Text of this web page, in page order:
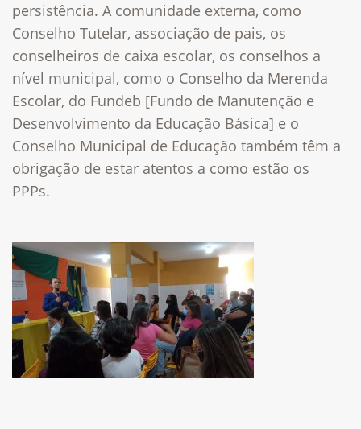
persistência. A comunidade externa, como
Conselho Tutelar, associação de pais, os
conselheiros de caixa escolar, os conselhos a
nível municipal, como o Conselho da Merenda
Escolar, do Fundeb [Fundo de Manutenção e
Desenvolvimento da Educação Básica] e o
Conselho Municipal de Educação também têm a
obrigação de estar atentos a como estão os
PPPs.